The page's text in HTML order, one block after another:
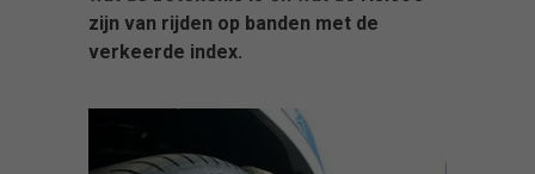
zijn van rijden op banden met de
verkeerde index.